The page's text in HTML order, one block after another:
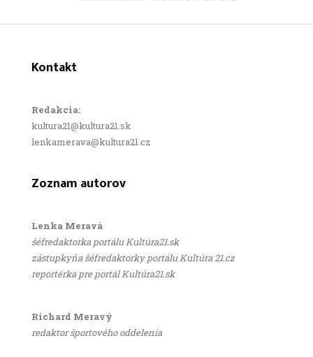
Kontakt
Redakcia:
kultura21@kultura21.sk
lenkamerava@kultura21.cz
Zoznam autorov
Lenka Meravá
šéfredaktorka portálu Kultúra21.sk
zástupkyňa šéfredaktorky portálu Kultúra 21.cz
reportérka pre portál Kultúra21.sk
Richard Meravý
redaktor športového oddelenia